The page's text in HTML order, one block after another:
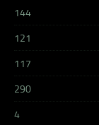
144
121
117
290
4